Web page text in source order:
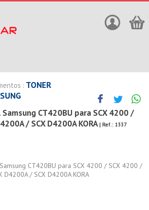
: TONER
CT420BU para SCX 4200 /
/ SCX D4200A KORA | Ref.: 1337